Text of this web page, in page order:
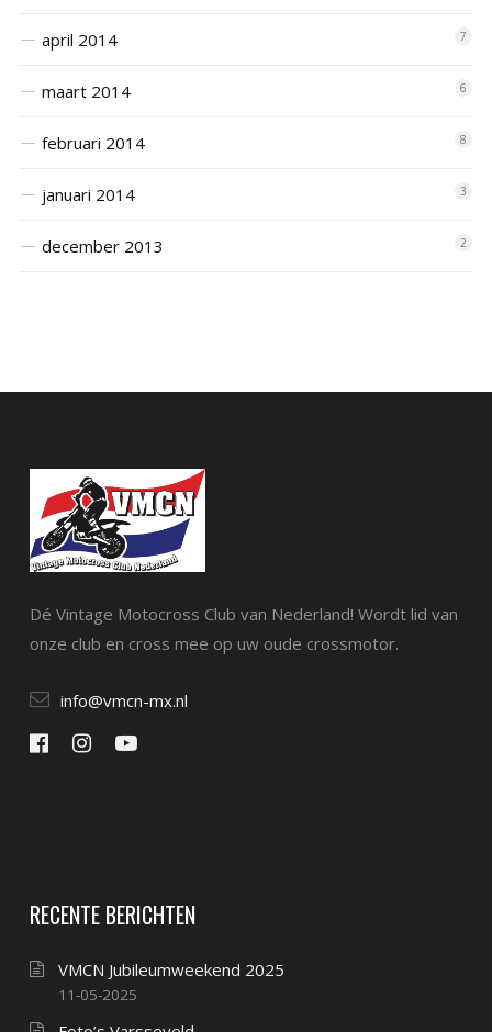
april 2014 7
maart 2014 6
februari 2014 8
januari 2014 3
december 2013 2
Dé Vintage Motocross Club van Nederland! Wordt lid van
onze club en cross mee op uw oude crossmotor.
info@vmcn-mx.nl
RECENTE BERICHTEN
VMCN Jubileumweekend 2025
11-05-2025